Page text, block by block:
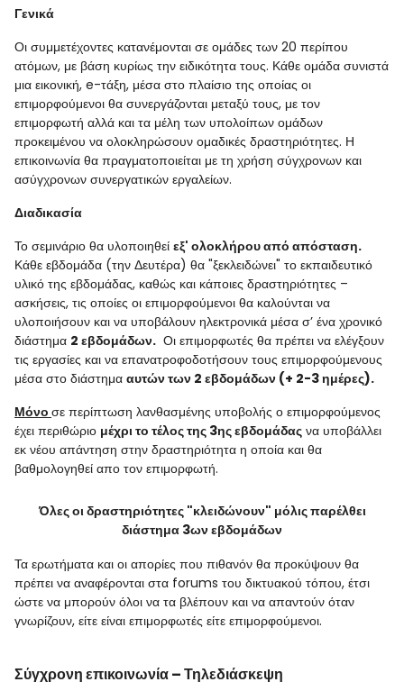
Γενικά
Οι συμμετέχοντες κατανέμονται σε ομάδες των 20 περίπου
ατόμων, με βάση κυρίως την ειδικότητα τους. Κάθε ομάδα συνιστά
μια εικονική, e-τάξη, μέσα στο πλαίσιο της οποίας οι
επιμορφούμενοι θα συνεργάζονται μεταξύ τους, με τον
επιμορφωτή αλλά και τα μέλη των υπολοίπων ομάδων
προκειμένου να ολοκληρώσουν ομαδικές δραστηριότητες. Η
επικοινωνία θα πραγματοποιείται με τη χρήση σύγχρονων και
ασύγχρονων συνεργατικών εργαλείων.
Διαδικασία
Το σεμινάριο θα υλοποιηθεί εξ' ολοκλήρου από απόσταση.
Κάθε εβδομάδα (την Δευτέρα) θα "ξεκλειδώνει" το εκπαιδευτικό
υλικό της εβδομάδας, καθώς και κάποιες δραστηριότητες –
ασκήσεις, τις οποίες οι επιμορφούμενοι θα καλούνται να
υλοποιήσουν και να υποβάλουν ηλεκτρονικά μέσα σ’ ένα χρονικό
διάστημα 2 εβδομάδων. Οι επιμορφωτές θα πρέπει να ελέγξουν
τις εργασίες και να επανατροφοδοτήσουν τους επιμορφούμενους
μέσα στο διάστημα αυτών των 2 εβδομάδων (+ 2-3 ημέρες).
Μόνο σε περίπτωση λανθασμένης υποβολής ο επιμορφούμενος
έχει περιθώριο μέχρι το τέλος της 3ης εβδομάδας να υποβάλλει
εκ νέου απάντηση στην δραστηριότητα η οποία και θα
βαθμολογηθεί απο τον επιμορφωτή.
Όλες οι δραστηριότητες "κλειδώνουν" μόλις παρέλθει
διάστημα 3ων εβδομάδων
Τα ερωτήματα και οι απορίες που πιθανόν θα προκύψουν θα
πρέπει να αναφέρονται στα forums του δικτυακού τόπου, έτσι
ώστε να μπορούν όλοι να τα βλέπουν και να απαντούν όταν
γνωρίζουν, είτε είναι επιμορφωτές είτε επιμορφούμενοι.
Σύγχρονη επικοινωνία – Τηλεδιάσκεψη